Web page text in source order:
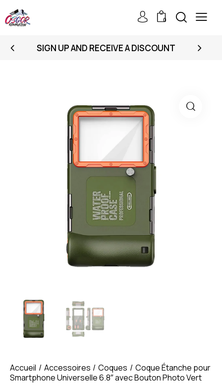
0
SIGN UP AND RECEIVE A DISCOUNT
Accueil Accessoires Coques
Coque Étanche pour
Smartphone Universelle 6.8″ avec Bouton Photo Vert